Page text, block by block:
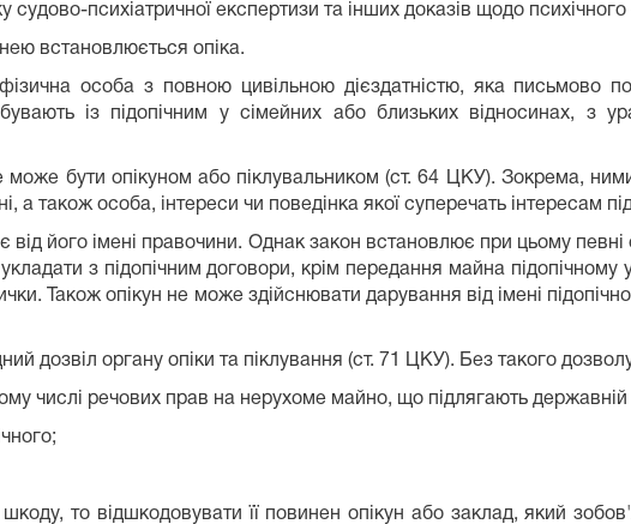
психіатричної експертизи та інших доказів щодо
встановлюється опіка.
особа з повною цивільною дієздатністю, яка письмово
із підопічним у сімейних або близьких відносинах, з
бути опікуном або піклувальником (ст. 64 ЦКУ). Зокрема,
а також особа, інтереси чи поведінка якої суперечать інтересам
від його імені правочини. Однак закон встановлює при цьому
з підопічним договори, крім передання майна
Також опікун не може здійснювати дарування від імені
дозвіл органу опіки та піклування (ст. 71 ЦКУ). Без такого
числі речових прав на нерухоме майно, що підлягають державній
то відшкодовувати її повинен опікун або заклад, який